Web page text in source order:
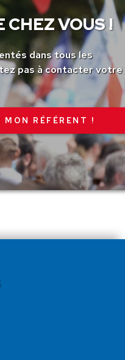
CHEZ VOUS !
dans tous les
pas à contacter votre
MON RÉFÉRENT !